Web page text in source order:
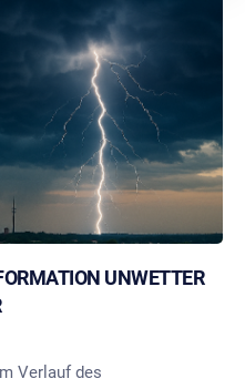
UNWETTER
Verlauf des